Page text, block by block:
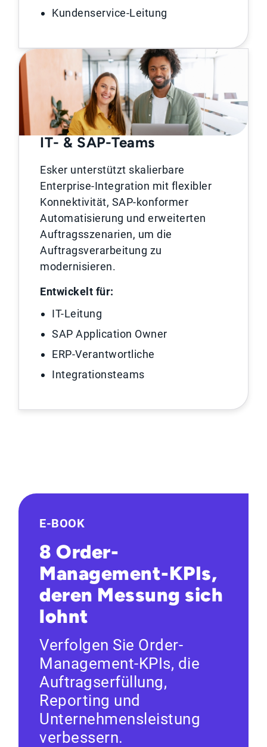
Kundenservice-Leitung
IT- & SAP-Teams
Esker unterstützt skalierbare
Enterprise-Integration mit flexibler
Konnektivität, SAP-konformer
Automatisierung und erweiterten
Auftragsszenarien, um die
Auftragsverarbeitung zu
modernisieren.
Entwickelt für:
IT-Leitung
SAP Application Owner
ERP-Verantwortliche
Integrationsteams
E-BOOK
8 Order-
Management-KPIs,
deren Messung sich
lohnt
Verfolgen Sie Order-
Management-KPIs, die
Auftragserfüllung,
Reporting und
Unternehmensleistung
verbessern.